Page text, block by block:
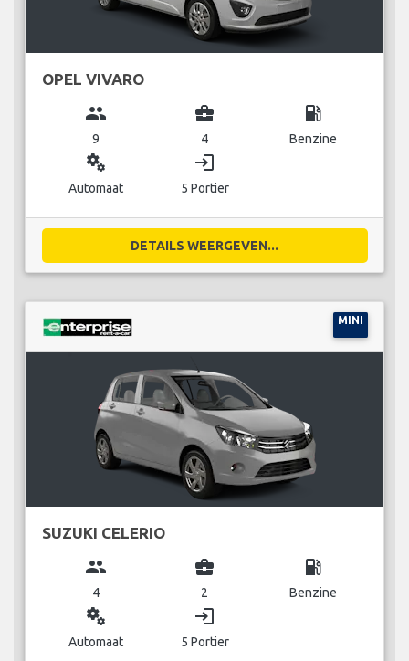
OPEL VIVARO
group
9
business_center
4
local_gas_station
Benzine
miscellaneous_services
Automaat
login
5 Portier
DETAILS WEERGEVEN...
MINI
SUZUKI CELERIO
group
4
business_center
2
local_gas_station
Benzine
miscellaneous_services
Automaat
login
5 Portier